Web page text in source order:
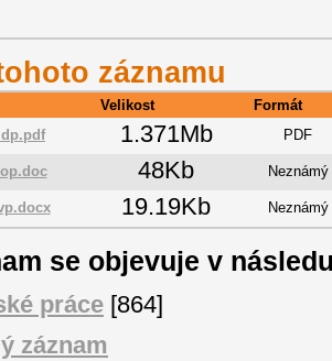
záznamu
Velikost
Formát
1.371Mb PDF
48Kb Neznámý
19.19Kb Neznámý
se objevuje v
práce [864]
záznam